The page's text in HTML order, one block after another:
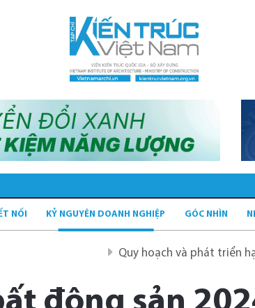
NỐI KỶ NGUYÊN DOANH NGHIỆP GÓC NHÌN
Quy hoạch và phát triển hạ tầng giao